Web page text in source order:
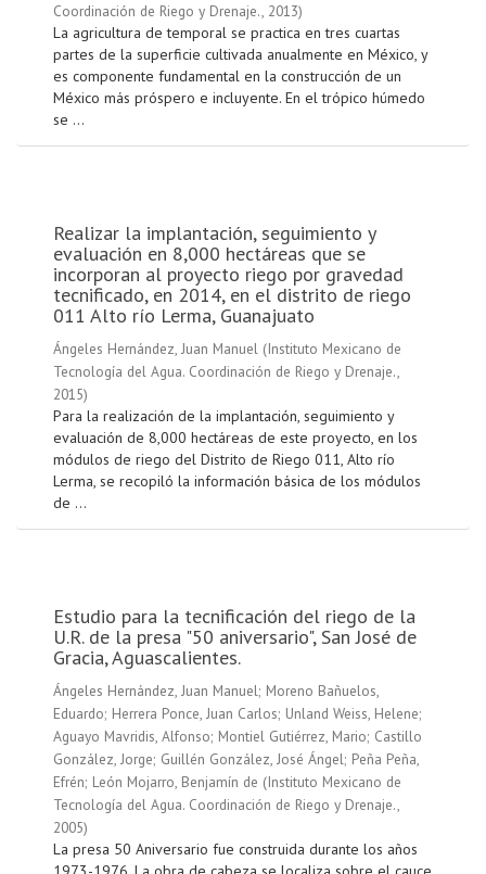
Coordinación de Riego y Drenaje., 2013)
La agricultura de temporal se practica en tres cuartas
partes de la superficie cultivada anualmente en México, y
es componente fundamental en la construcción de un
México más próspero e incluyente. En el trópico húmedo
se ...
Realizar la implantación, seguimiento y
evaluación en 8,000 hectáreas que se
incorporan al proyecto riego por gravedad
tecnificado, en 2014, en el distrito de riego
011 Alto río Lerma, Guanajuato
Ángeles Hernández, Juan Manuel (Instituto Mexicano de
Tecnología del Agua. Coordinación de Riego y Drenaje.,
2015)
Para la realización de la implantación, seguimiento y
evaluación de 8,000 hectáreas de este proyecto, en los
módulos de riego del Distrito de Riego 011, Alto río
Lerma, se recopiló la información básica de los módulos
de ...
Estudio para la tecnificación del riego de la
U.R. de la presa "50 aniversario", San José de
Gracia, Aguascalientes.
Ángeles Hernández, Juan Manuel; Moreno Bañuelos,
Eduardo; Herrera Ponce, Juan Carlos; Unland Weiss, Helene;
Aguayo Mavridis, Alfonso; Montiel Gutiérrez, Mario; Castillo
González, Jorge; Guillén González, José Ángel; Peña Peña,
Efrén; León Mojarro, Benjamín de (Instituto Mexicano de
Tecnología del Agua. Coordinación de Riego y Drenaje.,
2005)
La presa 50 Aniversario fue construida durante los años